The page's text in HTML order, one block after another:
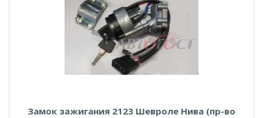
Замок зажигания 2123 Шевроле Нива (пр-во